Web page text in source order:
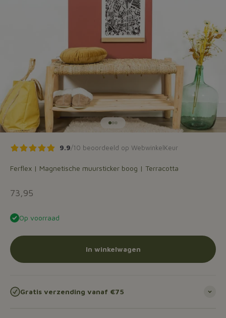
Naar artikel 1
Naar artikel 2
Naar artikel 3
9.9/10 beoordeeld op WebwinkelKeur
Ferflex | Magnetische muursticker boog | Terracotta
Aanbiedingsprijs
73,95
Op voorraad
In winkelwagen
Gratis verzending vanaf €75